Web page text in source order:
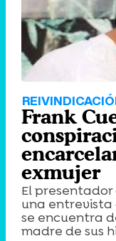
Frank
exmujer
El presentador
una entrevista
se encuentra
madre de sus